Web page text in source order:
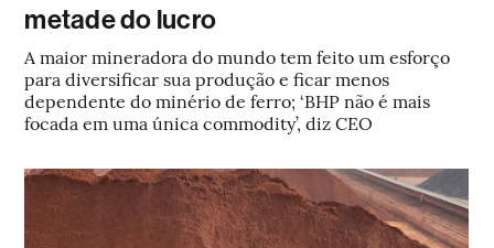
metade do lucro
A maior mineradora do mundo tem feito um esforço
para diversificar sua produção e ficar menos
dependente do minério de ferro; ‘BHP não é mais
focada em uma única commodity’, diz CEO